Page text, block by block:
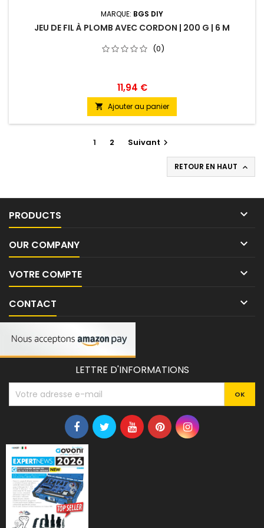
MARQUE: BGS DIY
JEU DE FIL À PLOMB AVEC CORDON | 200 G | 6 M
(0)
11,94 €
 Ajouter au panier
1 2 Suivant 
RETOUR EN HAUT 
PRODUCTS 
OUR COMPANY 
VOTRE COMPTE 
CONTACT 
LETTRE D'INFORMATIONS